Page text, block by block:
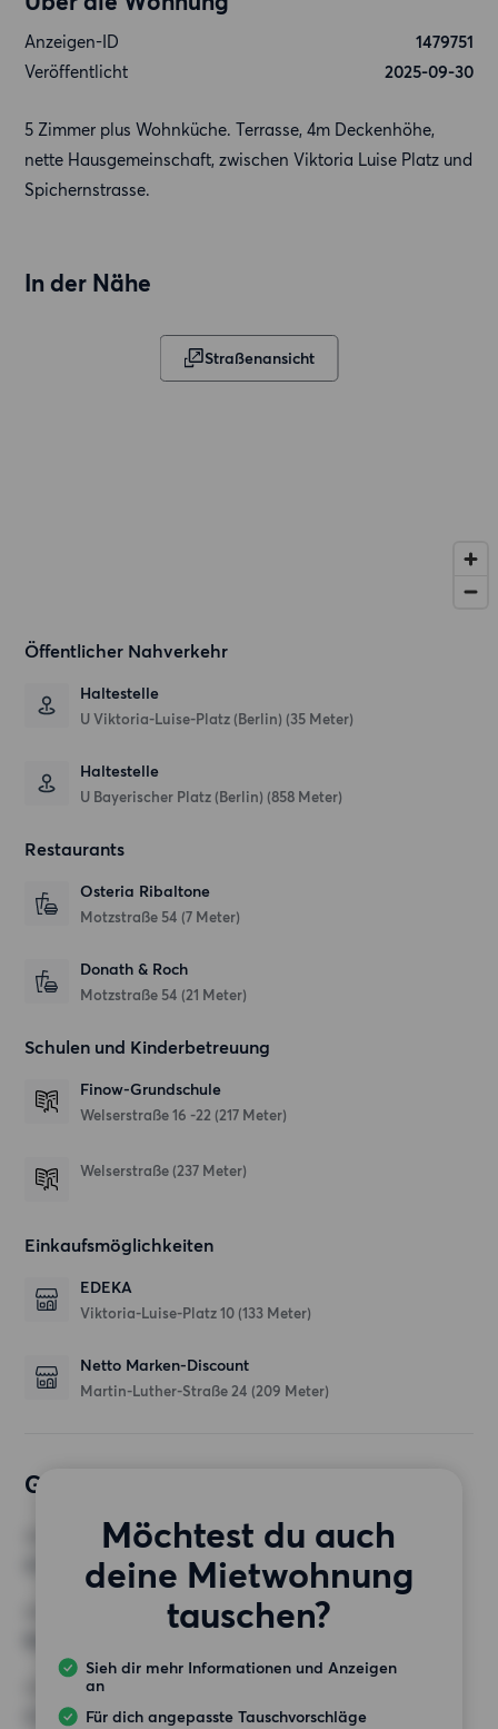
Anzeigen-ID
1479751
Veröffentlicht
2025-09-30
5 Zimmer plus Wohnküche. Terrasse, 4m Deckenhöhe,
nette Hausgemeinschaft, zwischen Viktoria Luise Platz und
Spichernstrasse.
In der Nähe
Straßenansicht
Öffentlicher Nahverkehr
Haltestelle
U Viktoria-Luise-Platz (Berlin) (35 Meter)
Haltestelle
U Bayerischer Platz (Berlin) (858 Meter)
Restaurants
Osteria Ribaltone
Motzstraße 54 (7 Meter)
Donath & Roch
Motzstraße 54 (21 Meter)
Schulen und Kinderbetreuung
Finow-Grundschule
Welserstraße 16 -22 (217 Meter)
Welserstraße (237 Meter)
Einkaufsmöglichkeiten
EDEKA
Viktoria-Luise-Platz 10 (133 Meter)
Netto Marken-Discount
Martin-Luther-Straße 24 (209 Meter)
Gewünschte Wohnung
Möchtest du auch
deine Mietwohnung
tauschen?
Sieh dir mehr Informationen und Anzeigen
an
Für dich angepasste Tauschvorschläge
4 Zimmer
MINDESTANZAHL AN QUADRATMETERN
HÖCHSTMIETE (KALTMIETE)
2 200 EUR